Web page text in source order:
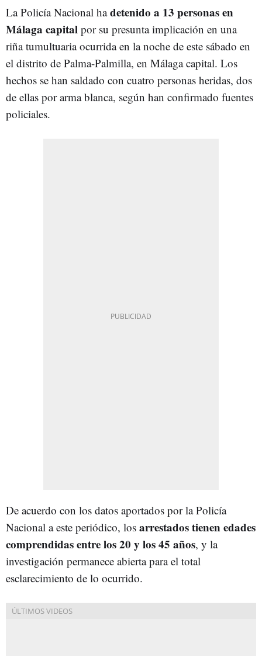
La Policía Nacional hadetenido a 13 personas en
Málaga capital por su presunta implicación en una
riña tumultuaria ocurrida en la noche de este sábado en
el distrito de Palma-Palmilla, en Málaga capital. Los
hechos se han saldado con cuatro personas heridas, dos
de ellas por arma blanca, según han confirmado fuentes
policiales.
De acuerdo con los datos aportados por la Policía
Nacional a este periódico, los arrestados tienen edades
comprendidas entre los 20 y los 45 años, y la
investigación permanece abierta para el total
esclarecimiento de lo ocurrido.